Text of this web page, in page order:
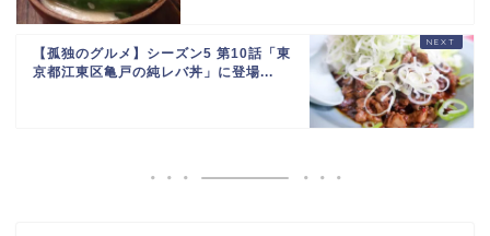
【孤独のグルメ】シーズン5 第10話「東
京都江東区亀戸の純レバ丼」に登場...